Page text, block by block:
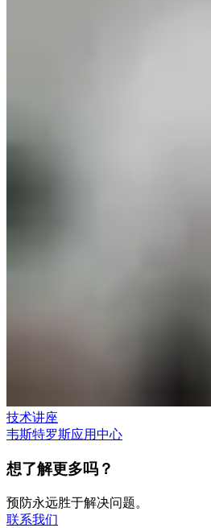
技术讲座
韦斯特罗斯应用中心
想了解更多吗？
预防永远胜于解决问题。
联系我们